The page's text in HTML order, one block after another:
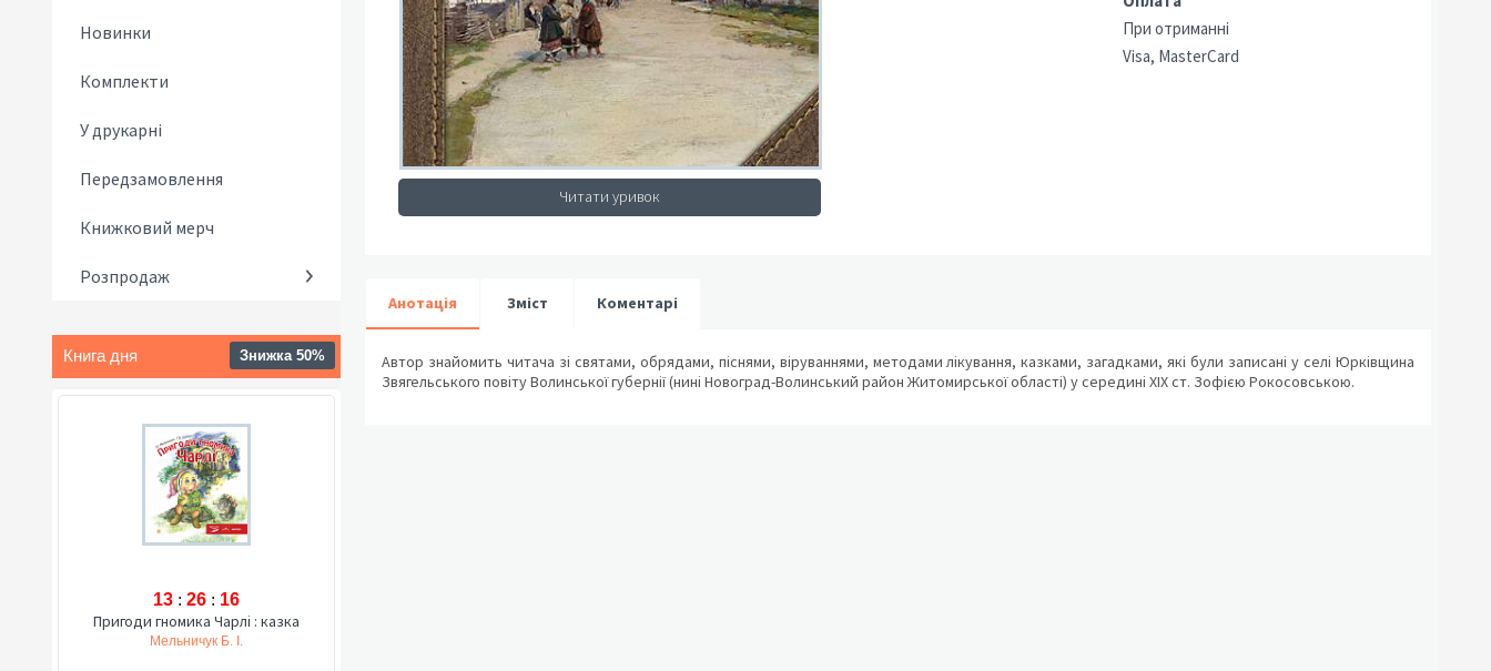
Новинки
Комплекти
У друкарні
Передзамовлення
Книжковий мерч
Розпродаж
Книга дня Знижка 50%
13 : 26 : 15
Пригоди гномика Чарлі : казка
Мельничук Б. І.
Читати уривок
При отриманні
Visa, MasterCard
Анотація Зміст Коментарі
Автор знайомить читача зі святами, обрядами, піснями, віруваннями, методами лікування, казками, загадками, які були записані у селі Юрківщина
Звягельського повіту Волинської губернії (нині Новоград-Волинський район Житомирської області) у середині XIX ст. Зофією Рокосовською.